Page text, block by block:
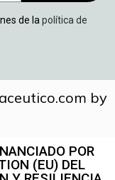
de la política de
by
POR
(EU) DEL